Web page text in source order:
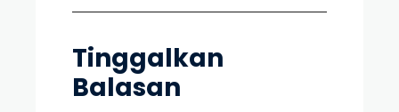
Tinggalkan
Balasan